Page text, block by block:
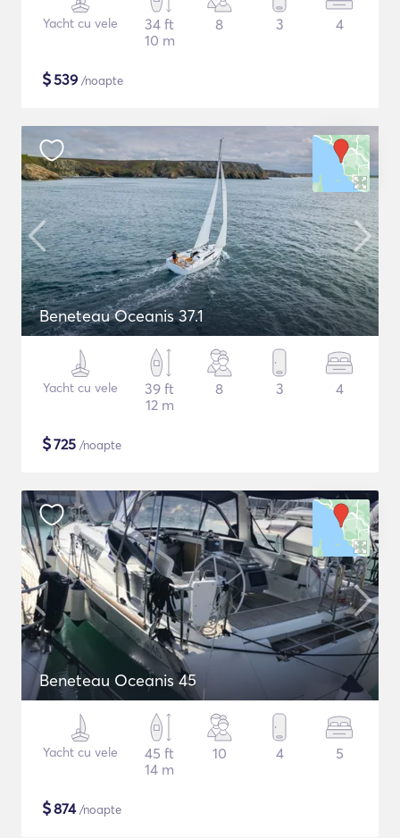
Yacht cu vele
34 ft
10 m
8 3 4
$539 /noapte
Beneteau Oceanis 37.1
Yacht cu vele
39 ft
12 m
8 3 4
$725 /noapte
Beneteau Oceanis 45
Yacht cu vele
45 ft
14 m
10 4 5
$874/noapte